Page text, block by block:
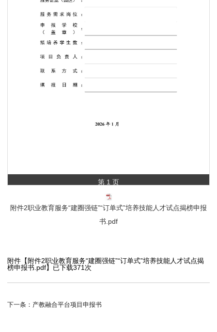
第 1 页
附件2职业教育服务“建圈强链”“订单式”培养技能人才试点揭榜申报
书.pdf
附件【 附件2职业教育服务“建圈强链”“订单式”培养技能人才试点揭
榜申报书.pdf】已下载371 次
下一条：产教融合平台项目申报书